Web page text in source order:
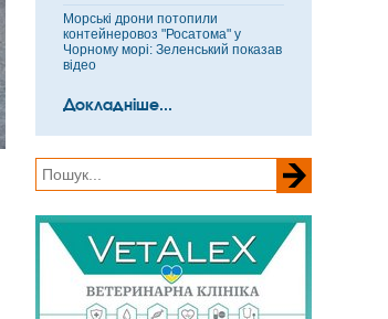
Морські дрони потопили
контейнеровоз "Росатома" у
Чорному морі: Зеленський показав
відео
Докладніше...